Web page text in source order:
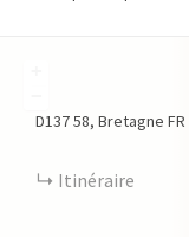
D13758 Bretagne FR
Itinéraire